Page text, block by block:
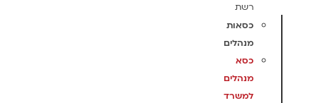
רשת
כסאות
מנהלים
כסא
מנהלים
למשרד